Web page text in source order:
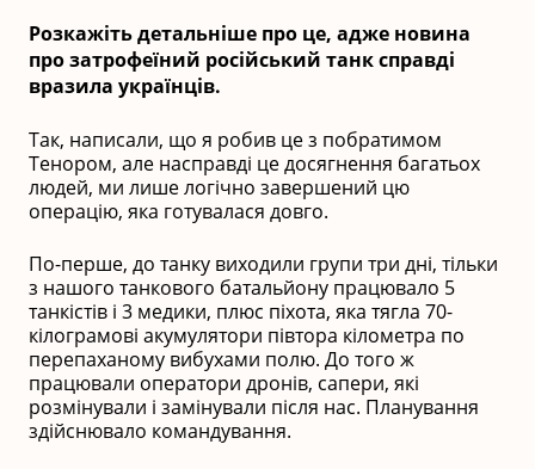
Розкажіть детальніше про це, адже новина
про затрофеїний російський танк справді
вразила українців.
Так, написали, що я робив це з побратимом
Тенором, але насправді це досягнення багатьох
людей, ми лише логічно завершений цю
операцію, яка готувалася довго.
По-перше, до танку виходили групи три дні, тільки
з нашого танкового батальйону працювало 5
танкістів і 3 медики, плюс піхота, яка тягла 70-
кілограмові акумулятори півтора кілометра по
перепаханому вибухами полю. До того ж
працювали оператори дронів, сапери, які
розмінували і замінували після нас. Планування
здійснювало командування.